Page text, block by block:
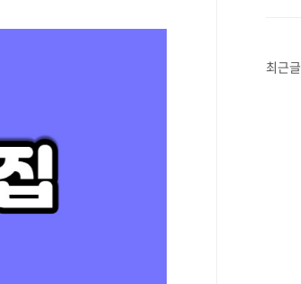
최근글